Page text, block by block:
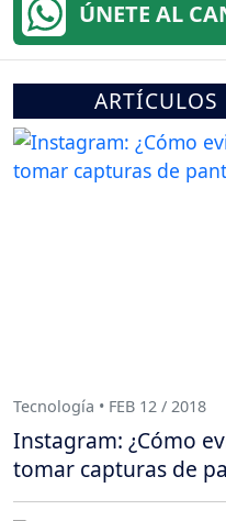
ÚNETE AL
Tecnología • FEB 12 / 2018
Instagram: ¿Cómo
tomar capturas de